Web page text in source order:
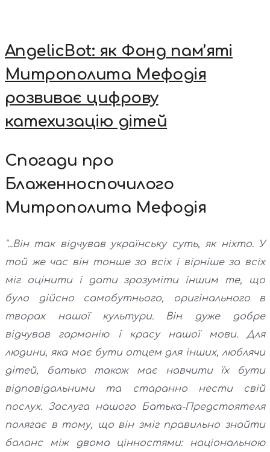
AngelicBot: як Фонд пам’яті
Митрополита Мефодія
розвиває цифрову
катехизацію дітей
Спогади про
Блаженноспочилого
Митрополита Мефодія
"...Він так відчував українську суть, як ніхто. У
той же час він тонше за всіх і вірніше за всіх
міг оцінити і дати зрозуміти іншим те, що
було дійсно самобутнього, оригінального в
творах нашої культури. Він дуже добре
відчував гармонію і красу нашої мови. Для
людини, яка має бути отцем для інших, люблячи
дітей, батько також має навчити їх бути
відповідальними та старанно нести свій
послух. Заслуга нашого Батька-Предстоятеля
полягає в тому, що він зміг правильно знайти
баланс між двома цінностями: національною